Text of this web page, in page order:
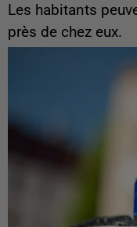
Les habitants
près de chez eux.